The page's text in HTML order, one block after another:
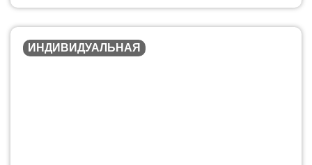
ИНДИВИДУАЛЬНАЯ